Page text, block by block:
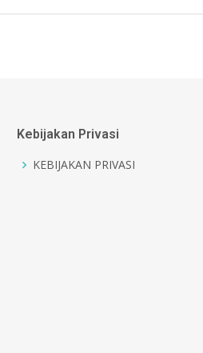
Kebijakan Privasi
KEBIJAKAN PRIVASI